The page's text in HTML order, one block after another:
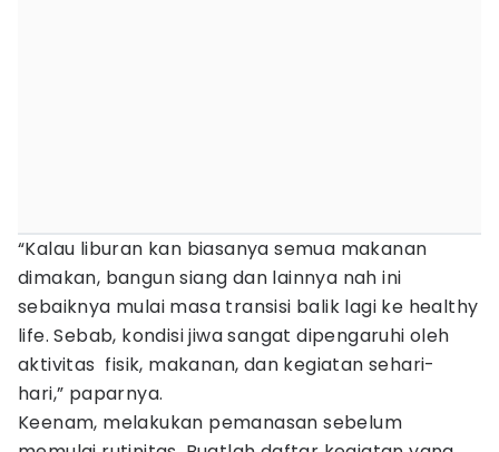
“Kalau liburan kan biasanya semua makanan
dimakan, bangun siang dan lainnya nah ini
sebaiknya mulai masa transisi balik lagi ke healthy
life. Sebab, kondisi jiwa sangat dipengaruhi oleh
aktivitas fisik, makanan, dan kegiatan sehari-
hari,” paparnya.
Keenam, melakukan pemanasan sebelum